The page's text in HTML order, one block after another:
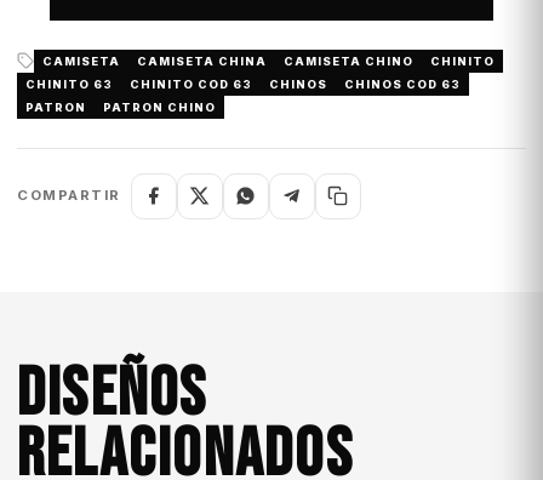
CAMISETA CAMISETA CHINA CAMISETA CHINO
CHINITO
CHINITO 63
CHINITO COD 63 CHINOS
CHINOS COD 63
PATRON
PATRON CHINO
COMPARTIR
DISEÑOS
RELACIONADOS